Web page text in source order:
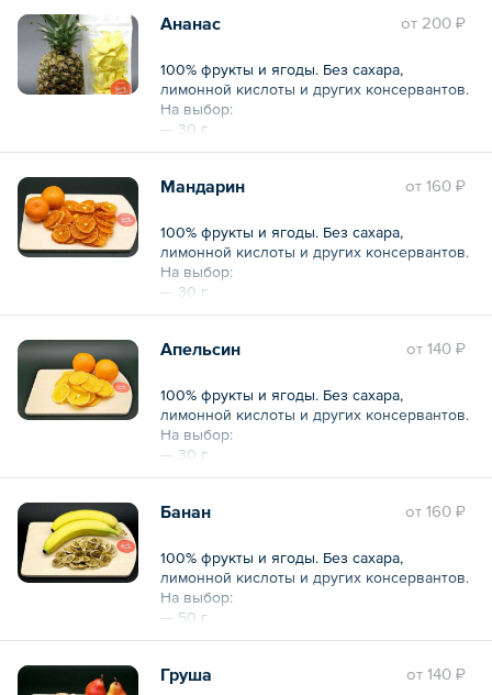
oт 200 ₽
Ананас
100% фрукты и ягоды. Без сахара,
лимонной кислоты и других консервантов.
На выбор:
— 30 г
— 200 г
oт 160 ₽
Мандарин
100% фрукты и ягоды. Без сахара,
лимонной кислоты и других консервантов.
На выбор:
— 30 г
— 200 г
oт 140 ₽
Апельсин
100% фрукты и ягоды. Без сахара,
лимонной кислоты и других консервантов.
На выбор:
— 30 г
— 200 г
oт 160 ₽
Банан
100% фрукты и ягоды. Без сахара,
лимонной кислоты и других консервантов.
На выбор:
— 50 г
— 200 г
oт 140 ₽
Груша